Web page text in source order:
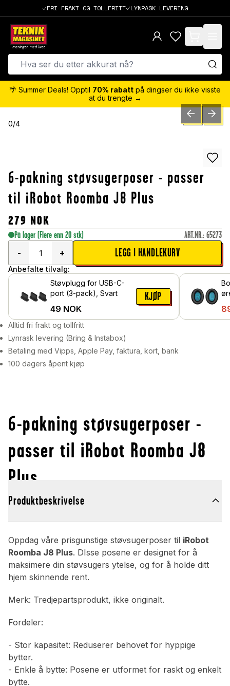
FRI FRAKT OG TOLLFRITT LYNRASK LEVERING
items in cart,
🌴 Summer Deals! Opptil 70% rabatt på dingser du ikke visste
at du trengte →
0/4 PREVIOUSNEXT
6-pakning støvsugerposer - passer
til iRobot Roomba J8 Plus
279 NOK
På lager (Flere enn 20 stk) ART.NR.: 65273
-
+ LEGG I HANDLEKURV
Anbefalte tilvalg:
Støvplugg for USB-C-
port (3-pack), Svart
49 NOK
KJØP
Alltid fri frakt og tollfritt
Lynrask levering (Bring & Instabox)
Betaling med Vipps, Apple Pay, faktura, kort, bank
100 dagers åpent kjøp
6-pakning støvsugerposer -
passer til iRobot Roomba J8
Plus
Produktbeskrivelse
Oppdag våre prisgunstige støvsugerposer til iRobot
Roomba J8 Plus. DIsse posene er designet for å
maksimere din støvsugers ytelse, og for å holde ditt
hjem skinnende rent.
Merk: Tredjepartsprodukt, ikke originalt.
Fordeler:
- Stor kapasitet: Reduserer behovet for hyppige
bytter.
- Enkle å bytte: Posene er utformet for raskt og enkelt
bytte.